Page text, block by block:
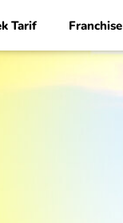
Tarif Franchise